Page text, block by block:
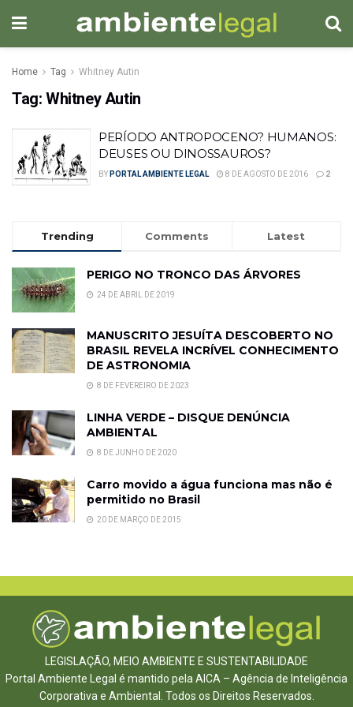
Home Tag Whitney Autin
Tag: Whitney Autin
PERÍODO ANTROPOCENO? HUMANOS:
DEUSES OU DINOSSAUROS?
BY PORTAL AMBIENTE LEGAL 8 DE AGOSTO DE 2016 2
Trending Comments Latest
PERIGO NO TRONCO DAS ÁRVORES
24 DE ABRIL DE 2019
MANUSCRITO JESUÍTA DESCOBERTO NO
BRASIL REVELA INCRÍVEL CONHECIMENTO
DE ASTRONOMIA
8 DE FEVEREIRO DE 2023
LINHA VERDE – DISQUE DENÚNCIA
AMBIENTAL
8 DE JUNHO DE 2020
Carro movido a água funciona mas não é
permitido no Brasil
20 DE MARÇO DE 2015
LEGISLAÇÃO, MEIO AMBIENTE E SUSTENTABILIDADE
Portal Ambiente Legal é mantido pela AICA – Agência de Inteligência
Corporativa e Ambiental. Todos os Direitos Reservados.